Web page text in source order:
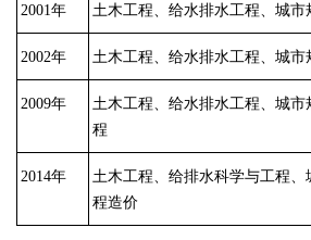
2001年 土木工程、给水排水工程、城市
2002年 土木工程、给水排水工程、城市
2009年
土木工程、给水排水工程、城市
程
2014年
土木工程、给排水科学与工程、
程造价